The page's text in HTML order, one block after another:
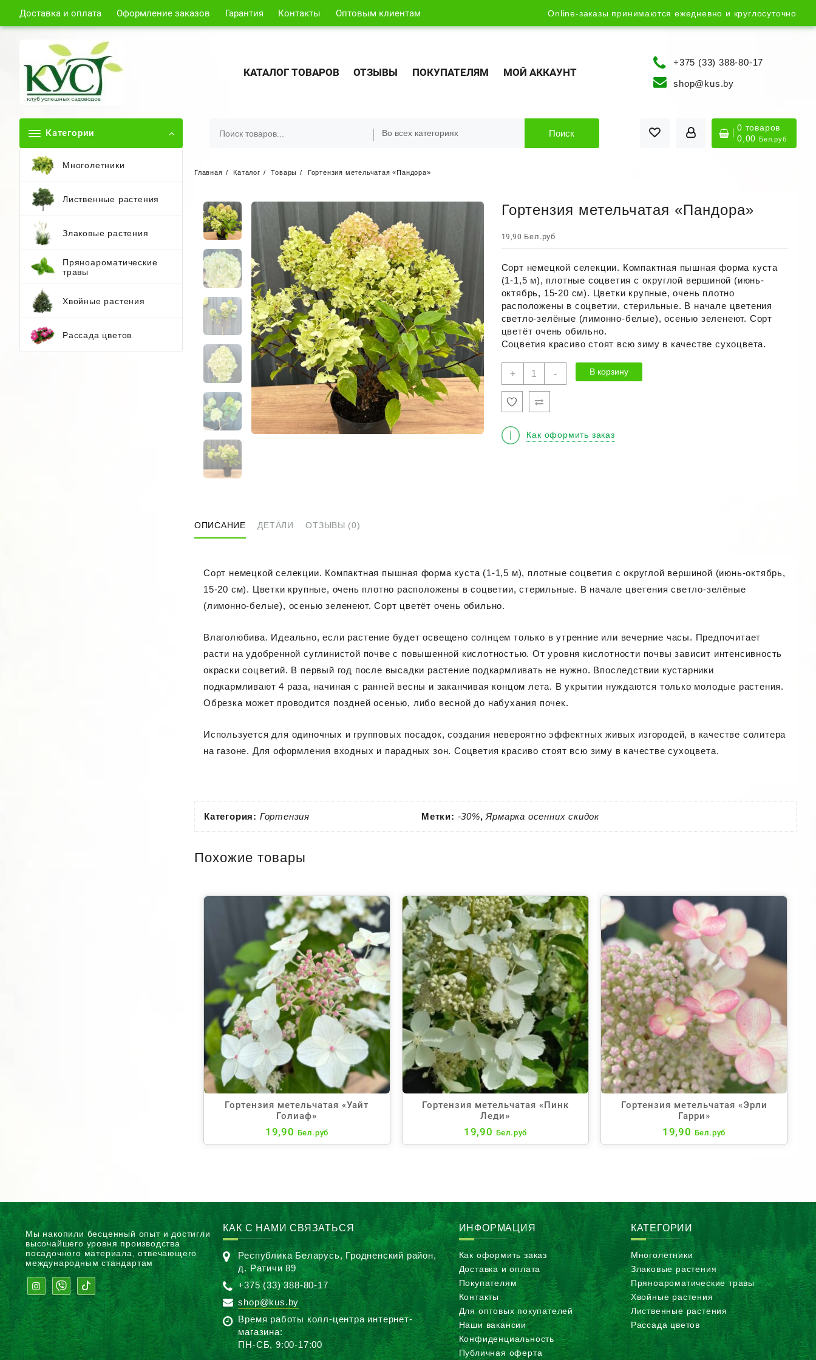
Доставка и оплата Оформление заказов Гарантия Контакты Оптовым клиентам Online-заказы принимаются ежедневно и круглосуточно
КАТАЛОГ ТОВАРОВ ОТЗЫВЫ ПОКУПАТЕЛЯМ МОЙ АККАУНТ
+375 (33) 388-80-17
shop@kus.by
Категории
Многолетники
Лиственные растения
Злаковые растения
Пряноароматические
травы
Хвойные растения
Рассада цветов
Поиск
0 товаров
0,00 Бел.руб
Главная Каталог Товары Гортензия метельчатая «Пандора»
Гортензия метельчатая «Пандора»
19,90 Бел.руб
Сорт немецкой селекции. Компактная пышная форма куста
(1-1,5 м), плотные соцветия с округлой вершиной (июнь-
октябрь, 15-20 см). Цветки крупные, очень плотно
расположены в соцветии, стерильные. В начале цветения
светло-зелёные (лимонно-белые), осенью зеленеют. Сорт
цветёт очень обильно.
Соцветия красиво стоят всю зиму в качестве сухоцвета.
+
Количество
Гортензия
метельчатая
- В корзину
Как оформить заказ
ОПИСАНИЕ ДЕТАЛИ ОТЗЫВЫ (0)
Сорт немецкой селекции. Компактная пышная форма куста (1-1,5 м), плотные соцветия с округлой вершиной (июнь-октябрь,
15-20 см). Цветки крупные, очень плотно расположены в соцветии, стерильные. В начале цветения светло-зелёные
(лимонно-белые), осенью зеленеют. Сорт цветёт очень обильно.
Влаголюбива. Идеально, если растение будет освещено солнцем только в утренние или вечерние часы. Предпочитает
расти на удобренной суглинистой почве с повышенной кислотностью. От уровня кислотности почвы зависит интенсивность
окраски соцветий. В первый год после высадки растение подкармливать не нужно. Впоследствии кустарники
подкармливают 4 раза, начиная с ранней весны и заканчивая концом лета. В укрытии нуждаются только молодые растения.
Обрезка может проводится поздней осенью, либо весной до набухания почек.
Используется для одиночных и групповых посадок, создания невероятно эффектных живых изгородей, в качестве солитера
на газоне. Для оформления входных и парадных зон. Соцветия красиво стоят всю зиму в качестве сухоцвета.
Категория: Гортензия Метки: -30%,Ярмарка осенних скидок
Похожие товары
Гортензия метельчатая «Уайт
Голиаф»
19,90 Бел.руб
Гортензия метельчатая «Пинк
Леди»
19,90 Бел.руб
Гортензия метельчатая «Эрли
Гарри»
19,90 Бел.руб
Мы накопили бесценный опыт и достигли
высочайшего уровня производства
посадочного материала, отвечающего
международным стандартам
КАК С НАМИ СВЯЗАТЬСЯ
Республика Беларусь, Гродненский район,
д. Ратичи 89
+375 (33) 388-80-17
shop@kus.by
Время работы колл-центра интернет-
магазина:
ПН-CБ, 9:00-17:00
ИНФОРМАЦИЯ
Как оформить заказ
Доставка и оплата
Покупателям
Контакты
Для оптовых покупателей
Наши вакансии
Конфиденциальность
Публичная оферта
КАТЕГОРИИ
Многолетники
Злаковые растения
Пряноароматические травы
Хвойные растения
Лиственные растения
Рассада цветов